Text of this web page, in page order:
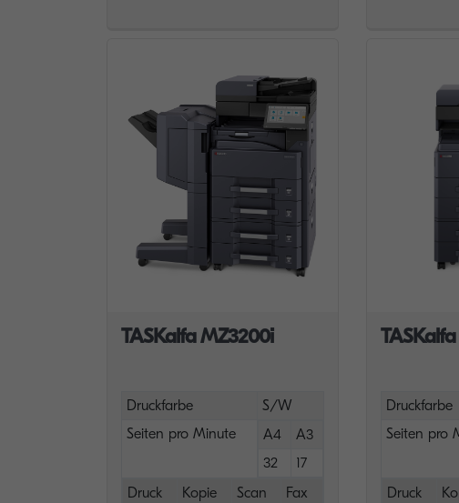
TASKalfa MZ3200i
Druckfarbe
S/W
Seiten pro Minute
A4
A3
32
17
Druck
Kopie Scan
Fax
Druckfarbe
Seiten pro
Druck